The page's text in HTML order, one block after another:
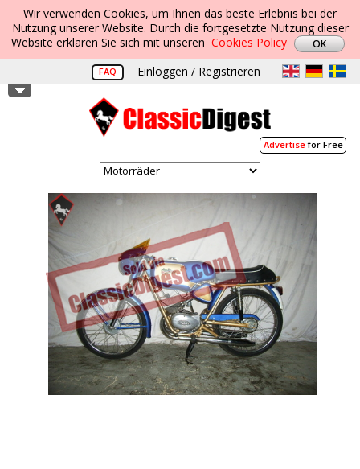
Wir verwenden Cookies, um Ihnen das beste Erlebnis bei der
Nutzung unserer Website. Durch die fortgesetzte Nutzung dieser
Website erklären Sie sich mit unseren Cookies Policy
FAQ Einloggen / Registrieren
Advertisefor Free